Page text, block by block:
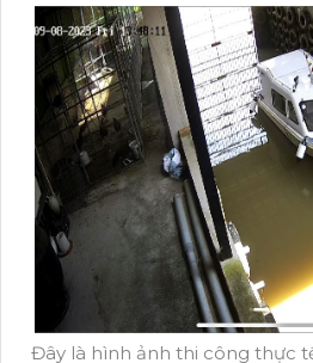
Đây là hình ảnh thi công thực